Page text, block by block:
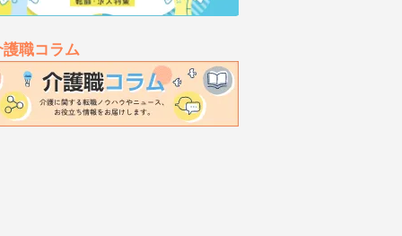
護職コラム